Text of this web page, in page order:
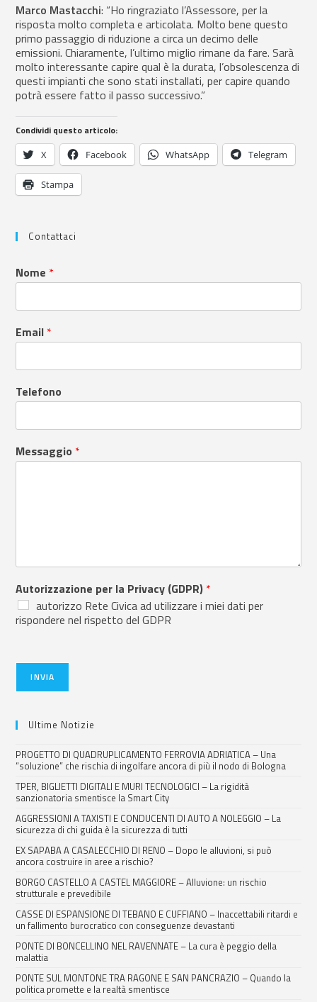
Marco Mastacchi: “Ho ringraziato l’Assessore, per la
risposta molto completa e articolata. Molto bene questo
primo passaggio di riduzione a circa un decimo delle
emissioni. Chiaramente, l’ultimo miglio rimane da fare. Sarà
molto interessante capire qual è la durata, l’obsolescenza di
questi impianti che sono stati installati, per capire quando
potrà essere fatto il passo successivo.”
Condividi questo articolo:
X Facebook WhatsApp Telegram
Stampa
Contattaci
Nome *
Email *
Telefono
Messaggio *
Autorizzazione per la Privacy (GDPR) *
autorizzo Rete Civica ad utilizzare i miei dati per
rispondere nel rispetto del GDPR
INVIA
Ultime Notizie
PROGETTO DI QUADRUPLICAMENTO FERROVIA ADRIATICA – Una
“soluzione” che rischia di ingolfare ancora di più il nodo di Bologna
TPER, BIGLIETTI DIGITALI E MURI TECNOLOGICI – La rigidità
sanzionatoria smentisce la Smart City
AGGRESSIONI A TAXISTI E CONDUCENTI DI AUTO A NOLEGGIO – La
sicurezza di chi guida è la sicurezza di tutti
EX SAPABA A CASALECCHIO DI RENO – Dopo le alluvioni, si può
ancora costruire in aree a rischio?
BORGO CASTELLO A CASTEL MAGGIORE – Alluvione: un rischio
strutturale e prevedibile
CASSE DI ESPANSIONE DI TEBANO E CUFFIANO – Inaccettabili ritardi e
un fallimento burocratico con conseguenze devastanti
PONTE DI BONCELLINO NEL RAVENNATE – La cura è peggio della
malattia
PONTE SUL MONTONE TRA RAGONE E SAN PANCRAZIO – Quando la
politica promette e la realtà smentisce